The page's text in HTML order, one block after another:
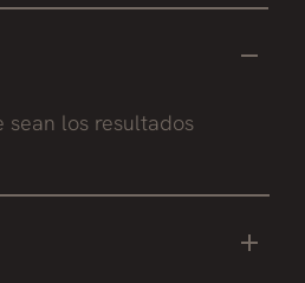
los resultados